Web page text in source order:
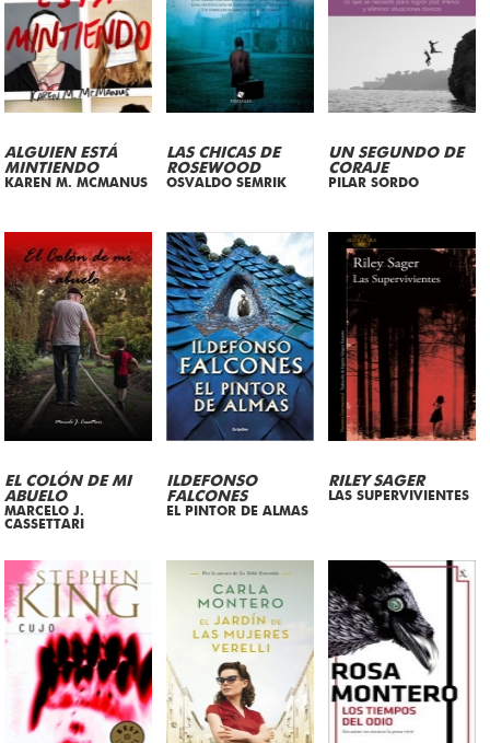
ALGUIEN ESTÁ
MINTIENDO
KAREN M. MCMANUS
LAS CHICAS DE
ROSEWOOD
OSVALDO SEMRIK
UN SEGUNDO DE
CORAJE
PILAR SORDO
EL COLÓN DE MI
ABUELO
MARCELO J.
CASSETTARI
ILDEFONSO
FALCONES
EL PINTOR DE ALMAS
RILEY SAGER
LAS SUPERVIVIENTES